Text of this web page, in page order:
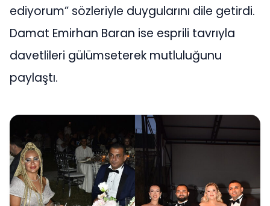
ediyorum” sözleriyle duygularını dile getirdi.
Damat Emirhan Baran ise esprili tavrıyla
davetlileri gülümseterek mutluluğunu
paylaştı.